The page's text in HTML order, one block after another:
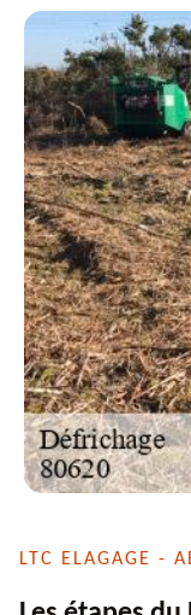
LTC ELAGAGE -